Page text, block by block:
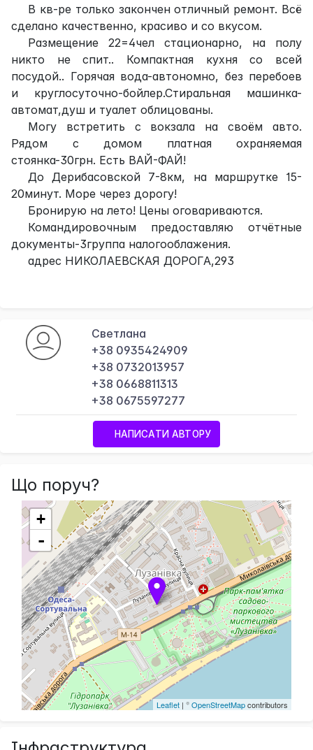
В кв-ре только закончен отличный ремонт. Всё
сделано качественно, красиво и со вкусом.
Размещение 22=4чел стационарно, на полу
никто не спит.. Компактная кухня со всей
посудой.. Горячая вода-автономно, без перебоев
и круглосуточно-бойлер.Стиральная машинка-
автомат,душ и туалет облицованы.
Могу встретить с вокзала на своём авто.
Рядом с домом платная охраняемая
стоянка-30грн. Есть ВАЙ-ФАЙ!
До Дерибасовской 7-8км, на маршрутке 15-
20минут. Море через дорогу!
Бронирую на лето! Цены оговариваются.
Командировочным предоставляю отчётные
документы-3группа налогооблажения.
адрес НИКОЛАЕВСКАЯ ДОРОГА,293
Светлана
+38 0935424909
+38 0732013957
+38 0668811313
+38 0675597277
НАПИСАТИ АВТОРУ
Що поруч?
+
-
Leaflet | ©OpenStreetMapcontributors